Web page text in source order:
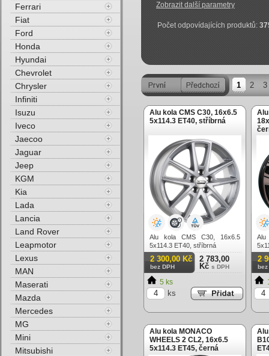
Zobrazit další parametry
Počet odpovídajících produktů:
1 2 3
Alu kola CMS C30, 16x6.5
5x114.3 ET40, stříbrná
Alu kola CMS C30, 16x6.5
5x114.3 ET40, stříbrná
2 300,00 Kč
bez DPH
2 783,00
Kč s DPH
5 ks
ks
Alu
2
bez
Alu kola MONACO
WHEELS 2 CL2, 16x6.5
5x114.3 ET45, černá
Ferrari
Fiat
Ford
Honda
Hyundai
Chevrolet
Chrysler
Infiniti
Isuzu
Iveco
Jaecoo
Jaguar
Jeep
KGM
Kia
Lada
Lancia
Land Rover
Leapmotor
Lexus
MAN
Maserati
Mazda
Mercedes
MG
Mini
Mitsubishi